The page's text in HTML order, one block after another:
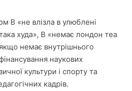
В «не влізла в улюблені
худа», В «немає лондон теа
немає внутрішнього
наукових
культури і спорту та
кадрів.